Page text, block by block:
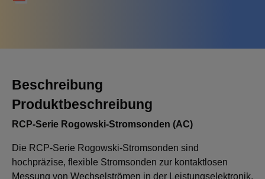
Beschreibung
Produktbeschreibung
RCP-Serie Rogowski-Stromsonden (AC)
Die RCP-Serie Rogowski-Stromsonden sind
hochpräzise, flexible Stromsonden zur kontaktlosen
Messung von Wechselströmen in der Leistungselektronik,